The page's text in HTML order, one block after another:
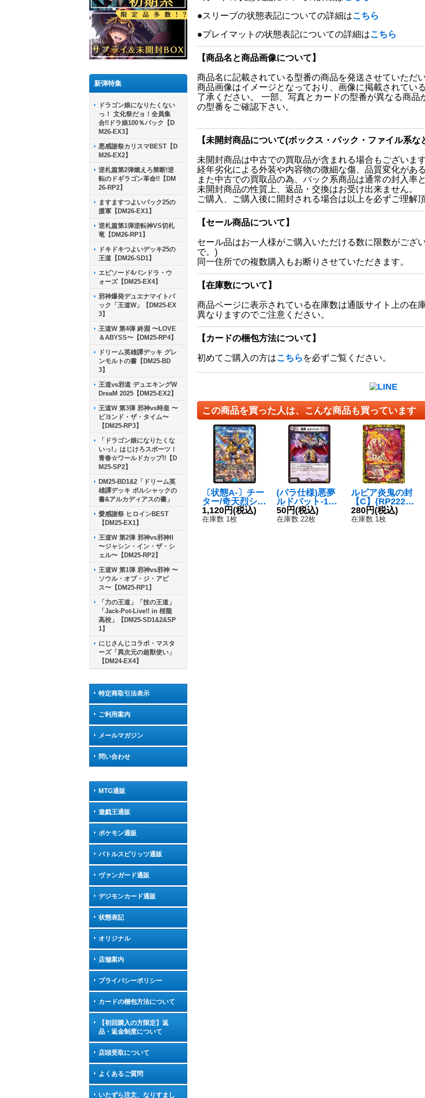
新弾特集
ドラゴン娘になりたくない
っ！ 文化祭だョ！全員集
合!!ドラ娘100％パック【D
M26-EX3】
悪感謝祭カリスマBEST【D
M26-EX2】
逆札篇第2弾燃えろ禁断!逆
転のドギラゴン革命!!【DM
26-RP2】
ますますつよいパック25の
援軍【DM26-EX1】
逆札篇第1弾逆転神VS切札
竜【DM26-RP1】
ドキドキつよいデッキ25の
王道【DM26-SD1】
エピソード4パンドラ・ウ
ォーズ【DM25-EX4】
邪神爆発デュエナマイトパ
ック「王道W」【DM25-EX
3】
王道W 第4弾 終淵 〜LOVE
＆ABYSS〜【DM25-RP4】
ドリーム英雄譚デッキ グレ
ンモルトの書【DM25-BD
3】
王道vs邪道 デュエキングW
DreaM 2025【DM25-EX2】
王道W 第3弾 邪神vs時皇 〜
ビヨンド・ザ・タイム〜
【DM25-RP3】
「ドラゴン娘になりたくな
いっ!」はじけろスポーツ！
青春☆ワールドカップ!!【D
M25-SP2】
DM25-BD1&2「ドリーム英
雄譚デッキ ボルシャックの
書&アルカディアスの書」
愛感謝祭 ヒロインBEST
【DM25-EX1】
王道W 第2弾 邪神vs邪神II
〜ジャシン・イン・ザ・シ
ェル〜【DM25-RP2】
王道W 第1弾 邪神vs邪神 〜
ソウル・オブ・ジ・アビ
ス〜【DM25-RP1】
「力の王道」「技の王道」
「Jack-Pot-Live!! in 桜龍
高校」【DM25-SD1&2&SP
1】
にじさんじコラボ・マスタ
ーズ「異次元の超獣使い」
【DM24-EX4】
特定商取引法表示
ご利用案内
メールマガジン
問い合わせ
MTG通販
遊戯王通販
ポケモン通販
バトルスピリッツ通販
ヴァンガード通販
デジモンカード通販
状態表記
オリジナル
店舗案内
プライバシーポリシー
カードの梱包方法について
【初回購入の方限定】返
品・返金制度について
店頭受取について
よくあるご質問
いたずら注文、なりすまし
●スリーブの状態表記についての詳細はこちら
●プレイマットの状態表記についての詳細はこちら
【商品名と商品画像について】
商品名に記載されている型番の商品を発送させていただ
商品画像はイメージとなっており、画像に掲載されてい
了承ください。 一部、写真とカードの型番が異なる商品
の型番をご確認下さい。
【未開封商品について(ボックス・パック・ファイル系な
未開封商品は中古での買取品が含まれる場合もございます
経年劣化による外装や内容物の微細な傷、品質変化があ
また中古での買取品の為、パック系商品は通常の封入率
未開封商品の性質上、返品・交換はお受け出来ません。
ご購入、ご購入後に開封される場合は以上を必ずご理解
【セール商品について】
セール品はお一人様がご購入いただける数に限数がござ
で。)
同一住所での複数購入もお断りさせていただきます。
【在庫数について】
商品ページに表示されている在庫数は通販サイト上の在
異なりますのでご注意ください。
【カードの梱包方法について】
初めてご購入の方はこちら を必ずご覧ください。
この商品を買った人は、こんな商品も買っています
〔状態A-〕チー
ター/奇天烈シャ
ッフ【VR】{AR
T105/6}《水》
1,120円(税込)
在庫数 1枚
(パラ仕様)悪夢
ルドバット-1
【C】{RP1776/
95}《闇》
50円(税込)
在庫数 22枚
ルピア炎鬼の封
【C】{RP2220
A/20}《火》
280円(税込)
在庫数 1枚